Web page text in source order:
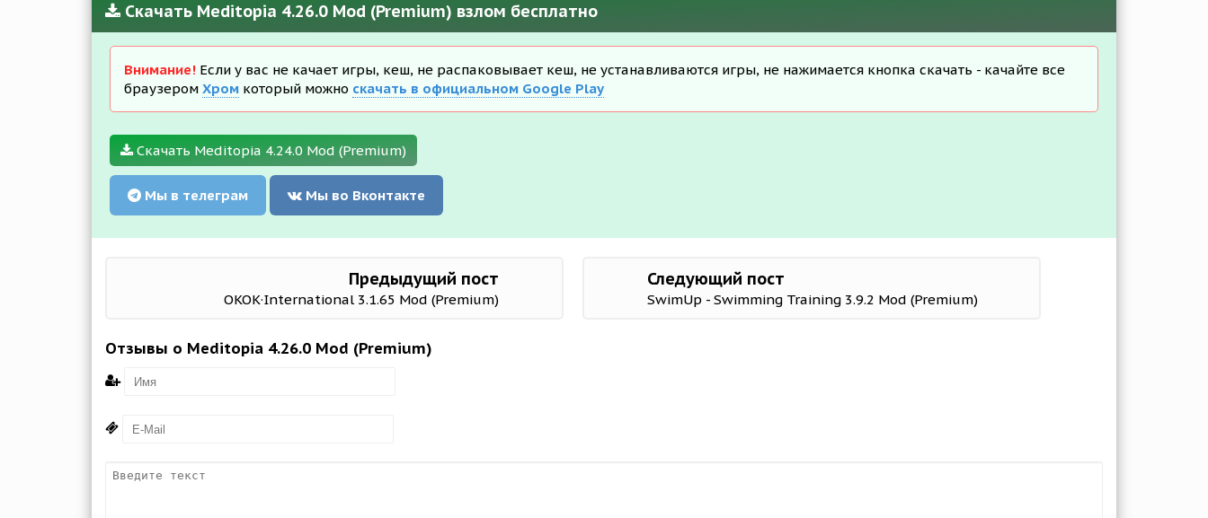
Скачать Meditopia 4.26.0 Mod (Premium) взлом бесплатно
Внимание! Если у вас не качает игры, кеш, не распаковывает кеш, не устанавливаются игры, не нажимается кнопка скачать - качайте все
браузером Хром который можно скачать в официальном Google Play
Скачать Meditopia 4.24.0 Mod (Premium)
Мы в телеграм Мы во Вконтакте
Предыдущий пост
OKOK·International 3.1.65 Mod (Premium)
Следующий пост
SwimUp - Swimming Training 3.9.2 Mod (Premium)
Отзывы о Meditopia 4.26.0 Mod (Premium)